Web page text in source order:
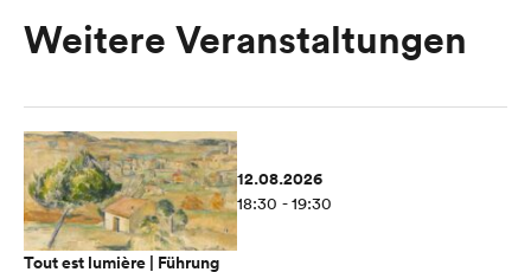
Weitere Veranstaltungen
12.08.2026
18:30 - 19:30
Tout est lumière | Führung